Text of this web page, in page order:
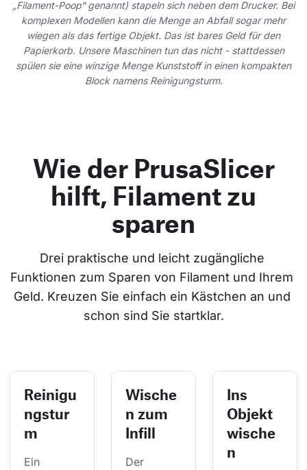
„Filament-Poop“ genannt) stapeln sich neben dem Drucker. Bei
komplexen Modellen kann die Menge an Abfall sogar mehr
wiegen als das fertige Objekt. Das ist bares Geld für den
Papierkorb. Unsere Maschinen tun das nicht - stattdessen
spülen sie eine winzige Menge Kunststoff in einen kompakten
Block namens Reinigungsturm.
Wie der PrusaSlicer
hilft, Filament zu
sparen
Drei praktische und leicht zugängliche
Funktionen zum Sparen von Filament und Ihrem
Geld. Kreuzen Sie einfach ein Kästchen an und
schon sind Sie startklar.
Reinigu
ngstur
m
Ein
Wische
n zum
Infill
Der
Ins
Objekt
wische
n